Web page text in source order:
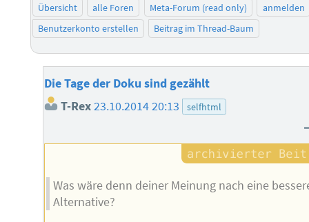
Übersicht alle Foren Meta-Forum (read only)
anmelden
Benutzerkonto erstellen
Beitrag im Thread-Baum
Die Tage der Doku sind gezählt
T-Rex23.10.2014 20:13 selfhtml
Was wäre denn deiner Meinung nach eine
Alternative?